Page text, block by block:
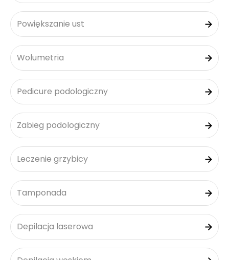
Powiększanie ust
Wolumetria
Pedicure podologiczny
Zabieg podologiczny
Leczenie grzybicy
Tamponada
Depilacja laserowa